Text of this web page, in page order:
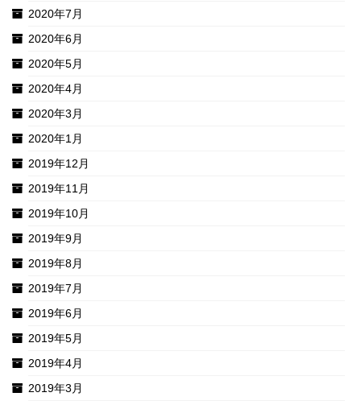
2020年7月
2020年6月
2020年5月
2020年4月
2020年3月
2020年1月
2019年12月
2019年11月
2019年10月
2019年9月
2019年8月
2019年7月
2019年6月
2019年5月
2019年4月
2019年3月